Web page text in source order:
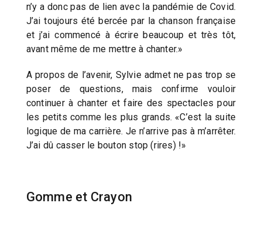
n’y a donc pas de lien avec la pandémie de Covid.
J’ai toujours été bercée par la chanson française
et j’ai commencé à écrire beaucoup et très tôt,
avant même de me mettre à chanter.»
A propos de l’avenir, Sylvie admet ne pas trop se
poser de questions, mais confirme vouloir
continuer à chanter et faire des spectacles pour
les petits comme les plus grands. «C’est la suite
logique de ma carrière. Je n’arrive pas à m’arrêter.
J’ai dû casser le bouton stop (rires) !»
Gomme et Crayon